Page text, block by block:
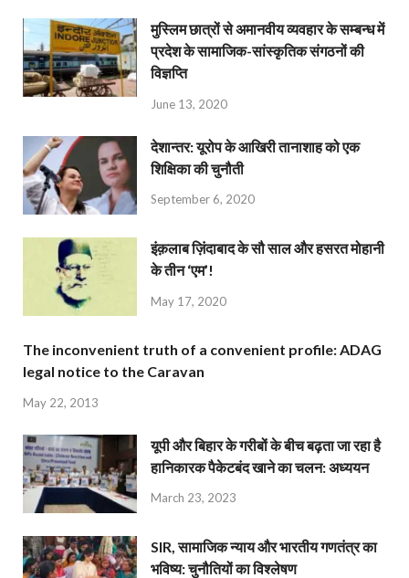
मुस्लिम छात्रों से अमानवीय व्यवहार के सम्बन्ध में
प्रदेश के सामाजिक-सांस्कृतिक संगठनों की
विज्ञप्ति
June 13, 2020
देशान्‍तर: यूरोप के आखिरी तानाशाह को एक
शिक्षिका की चुनौती
September 6, 2020
इंक़लाब ज़िंदाबाद के सौ साल और हसरत मोहानी
के तीन ‘एम’!
May 17, 2020
The inconvenient truth of a convenient profile: ADAG
legal notice to the Caravan
May 22, 2013
यूपी और बिहार के गरीबों के बीच बढ़ता जा रहा है
हानिकारक पैकेटबंद खाने का चलन: अध्ययन
March 23, 2023
SIR, सामाजिक न्याय और भारतीय गणतंत्र का
भविष्य: चुनौतियों का विश्लेषण